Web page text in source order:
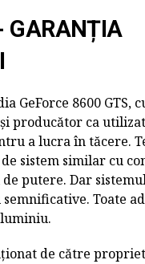
GARANȚIA
GeForce 8600 GTS,
producător ca
a lucra în tăcere.
sistem similar cu
putere. Dar
Toate
de către